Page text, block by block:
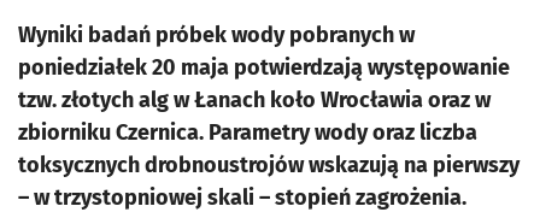
Wyniki badań próbek wody pobranych w
poniedziałek 20 maja potwierdzają występowanie
tzw. złotych alg w Łanach koło Wrocławia oraz w
zbiorniku Czernica. Parametry wody oraz liczba
toksycznych drobnoustrojów wskazują na pierwszy
– w trzystopniowej skali – stopień zagrożenia.